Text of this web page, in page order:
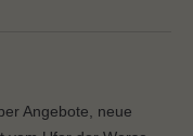
Angebote, neue